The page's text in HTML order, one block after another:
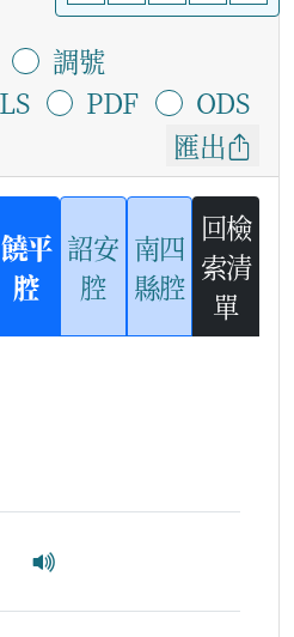
調號
PDF
ODS
匯出
饒平
腔
詔安
腔
南四
縣腔
回檢
索清
單